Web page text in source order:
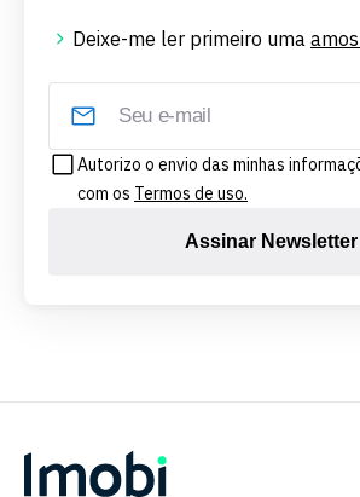
Deixe-me ler primeiro uma
Autorizo o envio das minhas
com os Termos de uso.
Assinar Newsletter